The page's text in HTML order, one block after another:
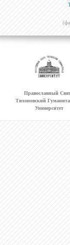
Православный
Тихоновский
Университет